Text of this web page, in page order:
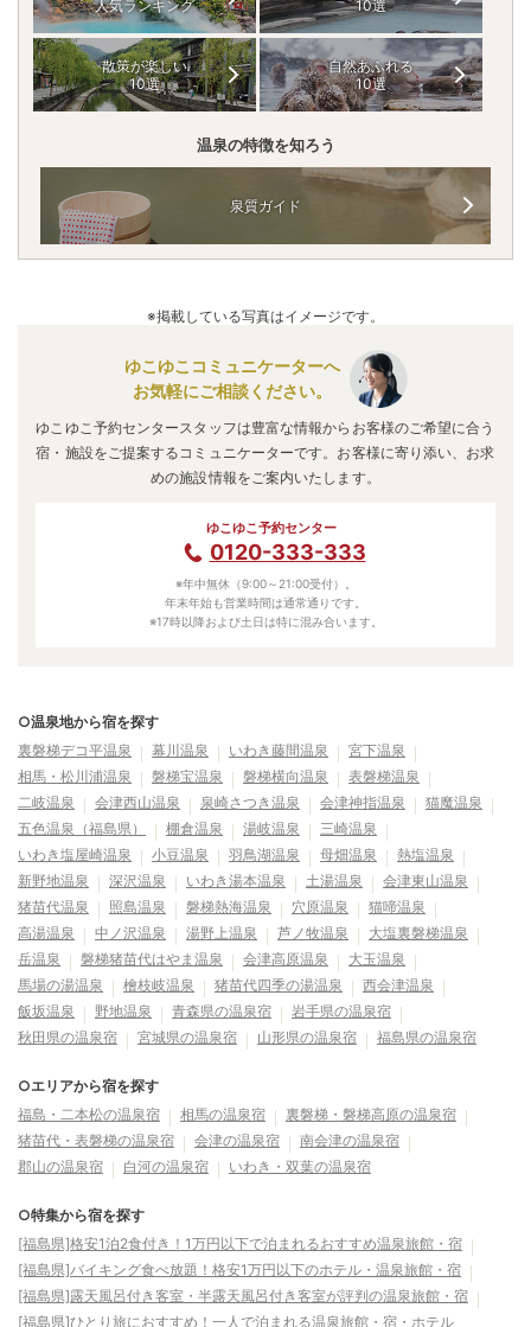
人気ランキング 10選
散策が楽しい
10選
自然あふれる
10選
温泉の特徴を知ろう
泉質ガイド
※掲載している写真はイメージです。
ゆこゆこコミュニケーターへ
お気軽にご相談ください。
ゆこゆこ予約センタースタッフは豊富な情報からお客様のご希望に合う
宿・施設をご提案するコミュニケーターです。お客様に寄り添い、お求
めの施設情報をご案内いたします。
ゆこゆこ予約センター
0120-333-333
※年中無休（9:00～21:00受付）。
年末年始も営業時間は通常通りです。
※17時以降および土日は特に混み合います。
○温泉地から宿を探す
裏磐梯デコ平温泉
幕川温泉 いわき藤間温泉
宮下温泉
相馬・松川浦温泉
磐梯宝温泉 磐梯横向温泉
表磐梯温泉
二岐温泉
会津西山温泉 泉崎さつき温泉 会津神指温泉
猫魔温泉
五色温泉（福島県）
棚倉温泉 湯岐温泉
三崎温泉
いわき塩屋崎温泉
小豆温泉 羽鳥湖温泉 母畑温泉
熱塩温泉
新野地温泉
深沢温泉 いわき湯本温泉 土湯温泉
会津東山温泉
猪苗代温泉
照島温泉 磐梯熱海温泉 穴原温泉
猫啼温泉
高湯温泉
中ノ沢温泉 湯野上温泉 芦ノ牧温泉
大塩裏磐梯温泉
岳温泉
磐梯猪苗代はやま温泉 会津高原温泉
大玉温泉
馬場の湯温泉
檜枝岐温泉 猪苗代四季の湯温泉
西会津温泉
飯坂温泉
野地温泉 青森県の温泉宿
岩手県の温泉宿
秋田県の温泉宿
宮城県の温泉宿 山形県の温泉宿 福島県の温泉宿
○エリアから宿を探す
福島・二本松の温泉宿
相馬の温泉宿
裏磐梯・磐梯高原の温泉宿
猪苗代・表磐梯の温泉宿
会津の温泉宿
南会津の温泉宿
郡山の温泉宿
白河の温泉宿 いわき・双葉の温泉宿
○特集から宿を探す
[福島県]格安1泊2食付き！1万円以下で泊まれるおすすめ温泉旅館・宿
[福島県]バイキング食べ放題！格安1万円以下のホテル・温泉旅館・宿
[福島県]露天風呂付き客室・半露天風呂付き客室が評判の温泉旅館・宿
[福島県]ひとり旅におすすめ！一人で泊まれる温泉旅館・宿・ホテル